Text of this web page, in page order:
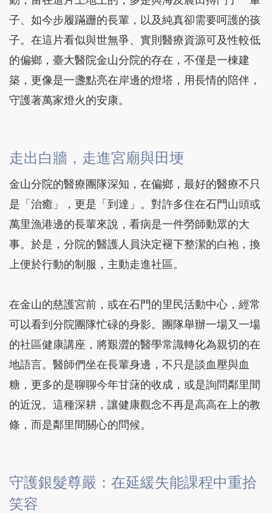
子、如今步履蹣跚的長輩，以及純真卻需要呵護的孩
子。在這片看似與世無爭、實則醫療資源可及性較低
的偏鄉，臺大醫院金山分院的存在，不僅是一棟建
築，更像是一盞點亮在岸邊的燈塔，用長情的陪伴，
守護著萬家燈火的安康。
走出白牆，走進宮廟與田埂
金山分院的醫療團隊深知，在偏鄉，最好的醫療不只
是「治癒」，更是「到達」。對許多住在石門山頭或
萬里漁港邊的長輩來說，看病是一件勞師動眾的大
事。於是，分院的醫護人員決定褪下整潔的白袍，換
上便於行動的制服，主動走進社區。
在金山的慈護宮前，或在石門的里民活動中心，經常
可以看到分院團隊忙碌的身影。團隊舉辦一場又一場
的社區健康講座，將艱澀的醫學常識轉化為親切的在
地語言。醫師們坐在長輩身邊，不只是談血壓與血
糖，更多的是聊聊今年甘藷的收成，或是詢問鄰里間
的近況。這種深耕，讓健康觀念不再是高高在上的教
條，而是鄰里間關心的問候。
守護銀髮尊嚴：在延緩失能課程中重拾
笑容